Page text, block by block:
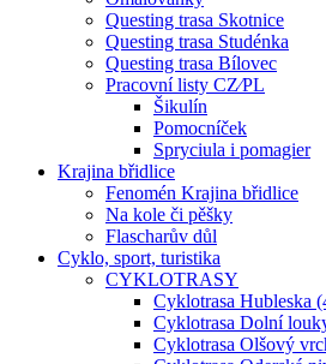
Questing trasa Skotnice
Questing trasa Studénka
Questing trasa Bílovec
Pracovní listy CZ⁄PL
Šikulín
Pomocníček
Spryciula i pomagier
Krajina břidlice
Fenomén Krajina břidlice
Na kole či pěšky
Flascharův důl
Cyklo, sport, turistika
CYKLOTRASY
Cyklotrasa Hubleska
Cyklotrasa Dolní
Cyklotrasa Olšový